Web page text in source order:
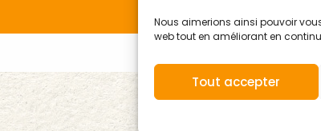
Nous aimerions ainsi pouvoir
web tout en améliorant en
Tout accepter
+